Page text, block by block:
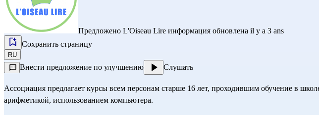
Предложено L'Oiseau Lire информация обновлена il y a 3 ans
Сохранить страницу
RU
Внести предложение по улучшению Слушать
Ассоциация предлагает курсы всем персонам старше 16 лет, проходившим обучение в
арифметикой, использованием компьютера.